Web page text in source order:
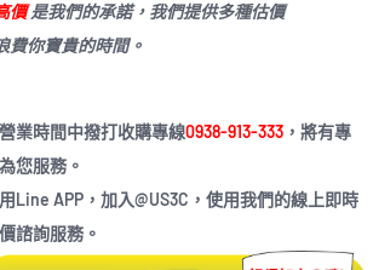
價是我們的承諾，我們提供多種估價
費你寶貴的時間。
業時間中撥打收購專線0938-913-333 ，將有專
您服務。
Line APP，加入@US3C，使用我們的線上即時
諮詢服務。